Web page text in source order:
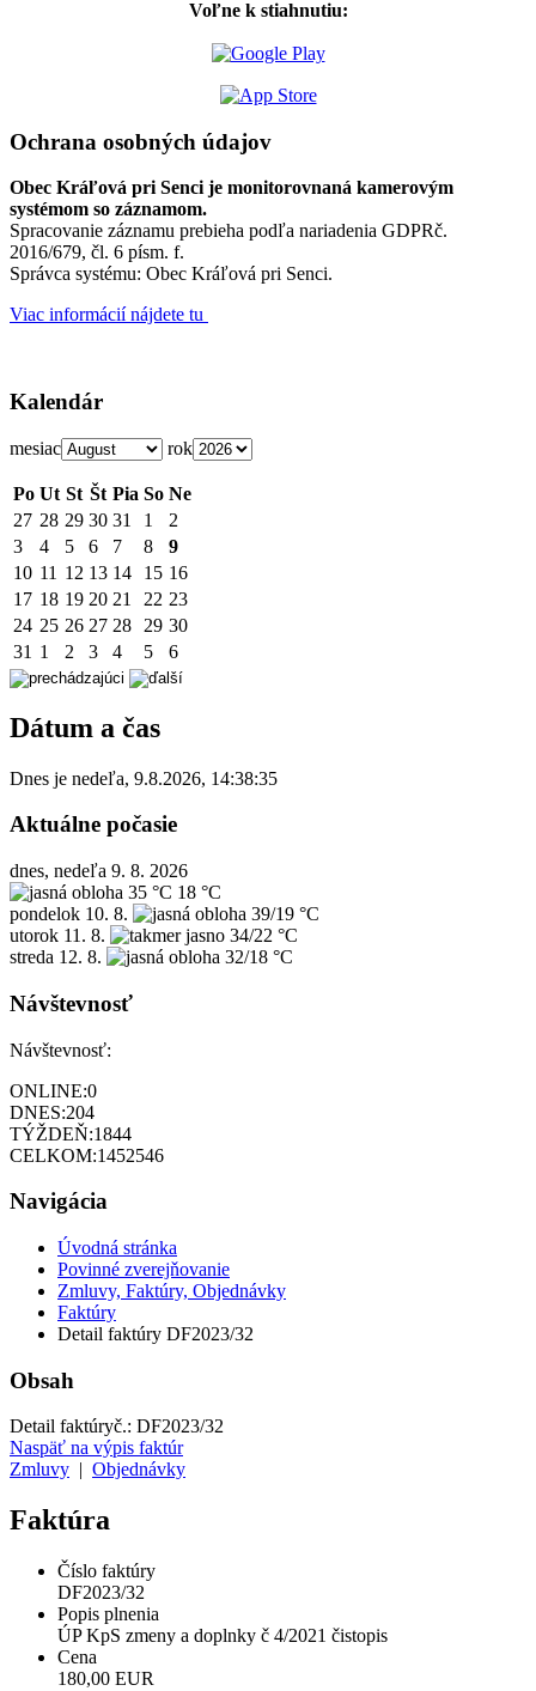
Voľne k stiahnutiu:
Ochrana osobných údajov
Obec Kráľová pri Senci je monitorovnaná kamerovým
systémom so záznamom.
Spracovanie záznamu prebieha podľa nariadenia GDPRč.
2016/679, čl. 6 písm. f.
Správca systému: Obec Kráľová pri Senci.
Viac informácií nájdete tu
Kalendár
mesiac rok
Po Ut St Št Pia So Ne
27 28 29 30 31 1
2
3
4 5 6 7 8
9
10 11 12 13 14 15 16
17 18 19 20 21 22 23
24 25 26 27 28 29 30
31 1 2 3 4 5 6
Dátum a čas
Dnes je nedeľa, 9.8.2026, 14:38:35
Aktuálne počasie
dnes, nedeľa 9. 8. 2026
35 °C 18 °C
pondelok 10. 8.
39/19 °C
utorok 11. 8.
34/22 °C
streda 12. 8. 32/18 °C
Návštevnosť
Návštevnosť:
ONLINE:0
DNES:204
TÝŽDEŇ:1844
CELKOM:1452546
Navigácia
Úvodná stránka
Povinné zverejňovanie
Zmluvy, Faktúry, Objednávky
Faktúry
Detail faktúry DF2023/32
Obsah
Detail faktúryč.: DF2023/32
Naspäť na výpis faktúr
Zmluvy
Objednávky
Faktúra
Číslo faktúry
DF2023/32
Popis plnenia
ÚP KpS zmeny a doplnky č 4/2021 čistopis
Cena
180,00 EUR